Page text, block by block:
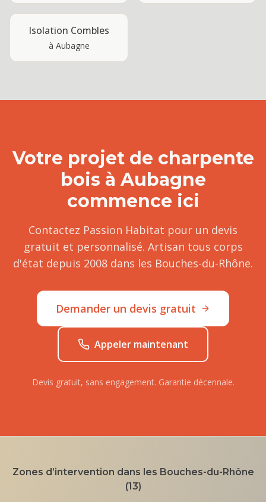
Isolation Combles
à Aubagne
Votre projet de charpente
bois à Aubagne
commence ici
Contactez Passion Habitat pour un devis
gratuit et personnalisé. Artisan tous corps
d'état depuis 2008 dans les Bouches-du-Rhône.
Demander un devis gratuit
Appeler maintenant
Devis gratuit, sans engagement. Garantie décennale.
Zones d’intervention dans les Bouches-du-Rhône
(13)